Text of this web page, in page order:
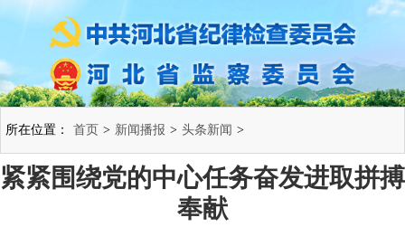
所在位置： 首页 > 新闻播报 > 头条新闻 >
紧紧围绕党的中心任务奋发进取拼搏
奉献